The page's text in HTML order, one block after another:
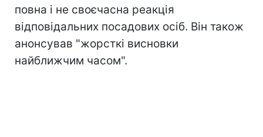
повна і не своєчасна реакція
відповідальних посадових осіб. Він також
анонсував "жорсткі висновки
найближчим часом".